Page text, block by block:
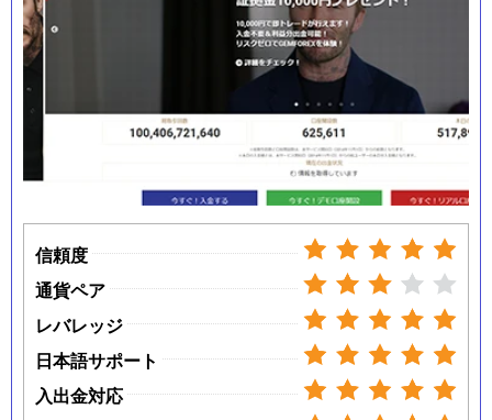
信頼度
通貨ペア
レバレッジ
日本語サポート
入出金対応